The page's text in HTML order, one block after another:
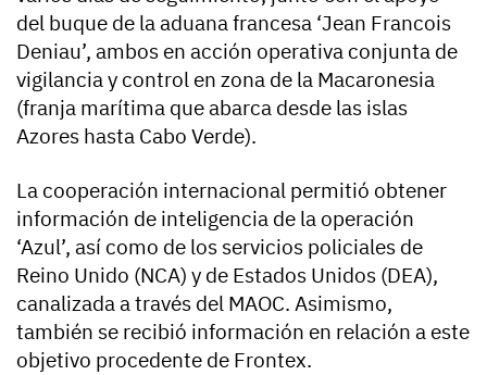
del buque de la aduana francesa ‘Jean Francois
Deniau’, ambos en acción operativa conjunta de
vigilancia y control en zona de la Macaronesia
(franja marítima que abarca desde las islas
Azores hasta Cabo Verde).
La cooperación internacional permitió obtener
información de inteligencia de la operación
‘Azul’, así como de los servicios policiales de
Reino Unido (NCA) y de Estados Unidos (DEA),
canalizada a través del MAOC. Asimismo,
también se recibió información en relación a este
objetivo procedente de Frontex.